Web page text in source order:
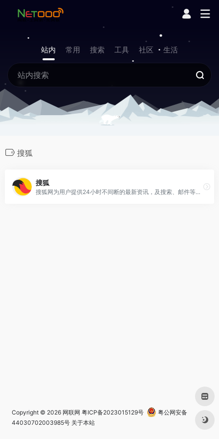
站内 常用 搜索 工具 社区 生活
搜狐
搜狐
搜狐网为用户提供24小时不间断的最新资讯，及搜索、邮件等网络服务。内容包括全球热点事件、突发新闻、时事评论、热播影视剧、体育赛事、行业动态、生活服务信息，以及论坛、博客、微博、我的搜狐等互动空间。
Copyright © 2026 网联网 粤ICP备2023015129号
粤公网安备
44030702003985号 关于本站